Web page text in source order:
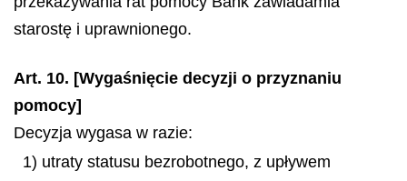
starostę i uprawnionego.
Art. 10. [Wygaśnięcie decyzji o przyznaniu
pomocy]
Decyzja wygasa w razie:
1) utraty statusu bezrobotnego, z upływem